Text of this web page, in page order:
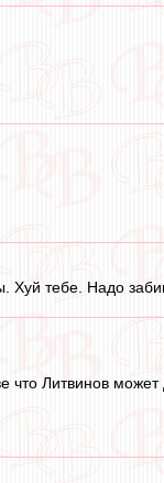
тебе. Надо
Литвинов может